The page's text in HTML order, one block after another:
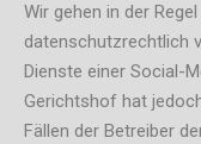
Wir gehen in der
datenschutzrechtlich
Dienste einer Social-
Gerichtshof hat
Fällen der Betreiber